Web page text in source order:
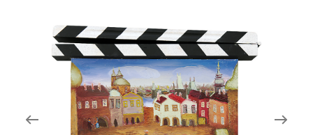
Aktuální výstavy
Aukce filmových klapek
Aktuality
Zlín Film Festival